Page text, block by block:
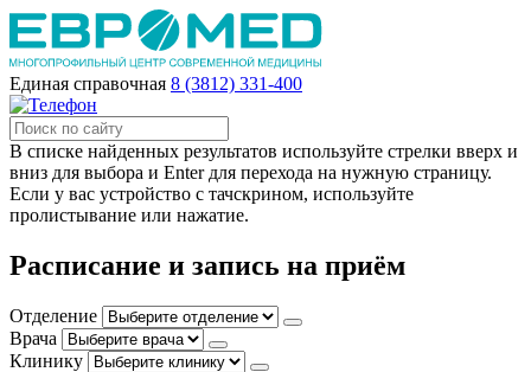
Единая справочная 8 (3812) 331-400
В списке найденных результатов используйте стрелки вверх и
вниз для выбора и Enter для перехода на нужную страницу.
Если у вас устройство с тачскрином, используйте
пролистывание или нажатие.
Расписание и запись на приём
Отделение
Врача
Клинику